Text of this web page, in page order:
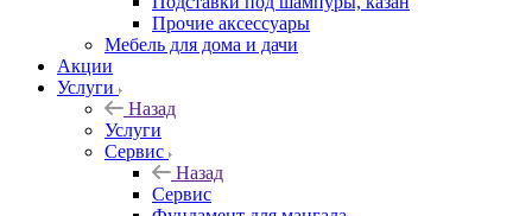
Прочие аксессуары
Мебель для дома и дачи
Акции
Услуги
Назад
Услуги
Сервис
Назад
Сервис